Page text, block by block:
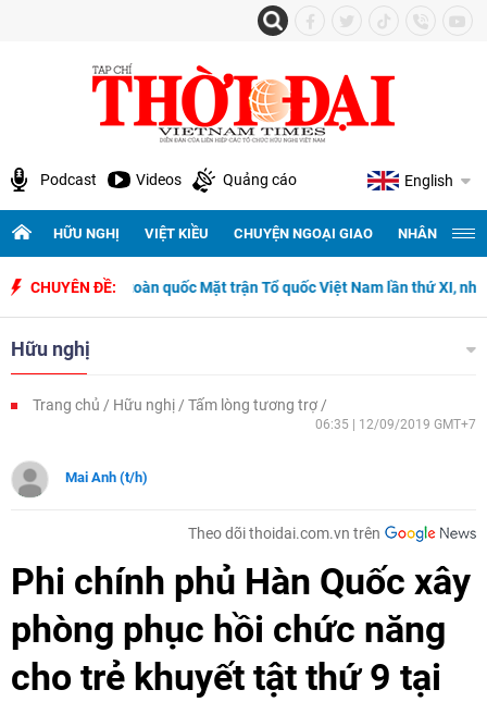
Podcast Videos Quảng cáo English
HỮU NGHỊ VIỆT KIỀU CHUYỆN NGOẠI GIAO NHÂN
CHUYÊN ĐỀ:
toàn quốc Mặt trận Tổ quốc Việt Nam lần thứ XI, nhiệm kỳ 2026-
Hữu nghị
Trang chủ Hữu nghị Tấm lòng tương trợ
06:35 | 12/09/2019 GMT+7
Mai Anh (t/h)
Theo dõi thoidai.com.vn trên
Phi chính phủ Hàn Quốc xây
phòng phục hồi chức năng
cho trẻ khuyết tật thứ 9 tại